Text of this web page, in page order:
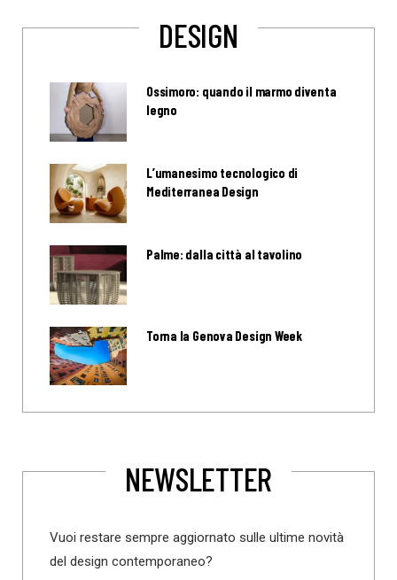
DESIGN
Ossimoro: quando il marmo diventa
legno
L’umanesimo tecnologico di
Mediterranea Design
Palme: dalla città al tavolino
Torna la Genova Design Week
NEWSLETTER
Vuoi restare sempre aggiornato sulle ultime novità
del design contemporaneo?